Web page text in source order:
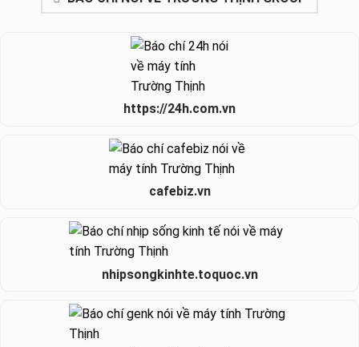
https://24h.com.vn
cafebiz.vn
nhipsongkinhte.toquoc.vn